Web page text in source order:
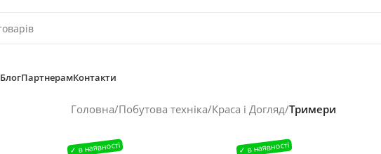
БлогПартнерамКонтакти
Головна/Побутова техніка/Краса і Догляд/Тримери